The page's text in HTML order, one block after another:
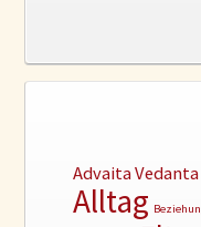
Advaita Vedanta
Alltag